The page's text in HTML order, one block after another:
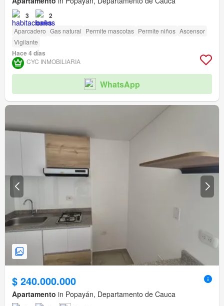
3 2
Aparcadero Gas natural Permite mascotas Permite niños Ascensor
Vigilante
Hace 4 días
CYC INMOBILIARIA
WhatsApp
$ 240.000.000
Apartamento in Popayán, Departamento de Cauca